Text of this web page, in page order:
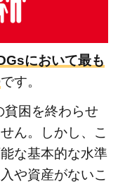
において最も
です。
困を終わらせ
ん。しかし、こ
な基本的な水準
や資産がないこ